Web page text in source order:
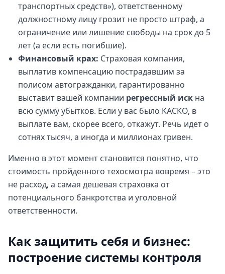
транспортных средств»), ответственному
должностному лицу грозит не просто штраф, а
ограничение или лишение свободы на срок до 5
лет (а если есть погибшие).
Финансовый крах: Страховая компания,
выплатив компенсацию пострадавшим за
полисом автогражданки, гарантированно
выставит вашей компании регрессный иск на
всю сумму убытков. Если у вас было КАСКО, в
выплате вам, скорее всего, откажут. Речь идет о
сотнях тысяч, а иногда и миллионах гривен.
Именно в этот момент становится понятно, что
стоимость пройденного техосмотра вовремя – это
не расход, а самая дешевая страховка от
потенциального банкротства и уголовной
ответственности.
Как защитить себя и бизнес:
построение системы контроля